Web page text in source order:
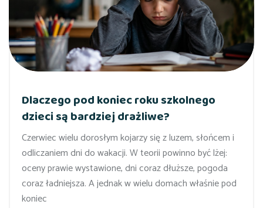
Dlaczego pod koniec roku szkolnego
dzieci są bardziej drażliwe?
Czerwiec wielu dorosłym kojarzy się z luzem, słońcem i
odliczaniem dni do wakacji. W teorii powinno być lżej:
oceny prawie wystawione, dni coraz dłuższe, pogoda
coraz ładniejsza. A jednak w wielu domach właśnie pod
koniec